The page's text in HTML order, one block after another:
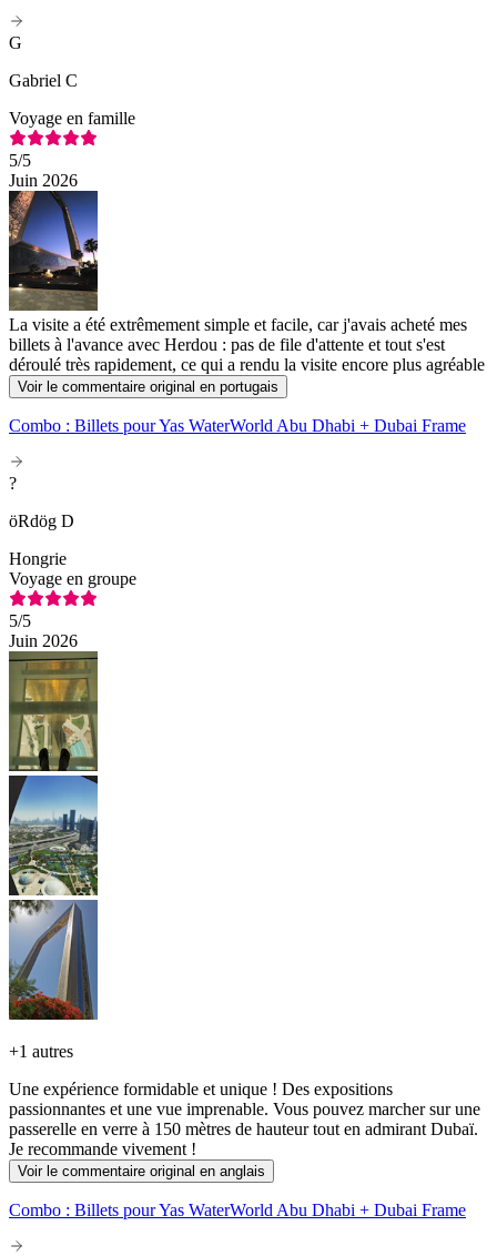
G
Gabriel C
Voyage en famille
5/5
Juin 2026
La visite a été extrêmement simple et facile, car j'avais acheté mes
billets à l'avance avec Herdou : pas de file d'attente et tout s'est
déroulé très rapidement, ce qui a rendu la visite encore plus agréable
Voir le commentaire original en portugais
Combo : Billets pour Yas WaterWorld Abu Dhabi + Dubai Frame
?
öRdög D
Hongrie
Voyage en groupe
5/5
Juin 2026
+1 autres
Une expérience formidable et unique ! Des expositions
passionnantes et une vue imprenable. Vous pouvez marcher sur une
passerelle en verre à 150 mètres de hauteur tout en admirant Dubaï.
Je recommande vivement !
Voir le commentaire original en anglais
Combo : Billets pour Yas WaterWorld Abu Dhabi + Dubai Frame